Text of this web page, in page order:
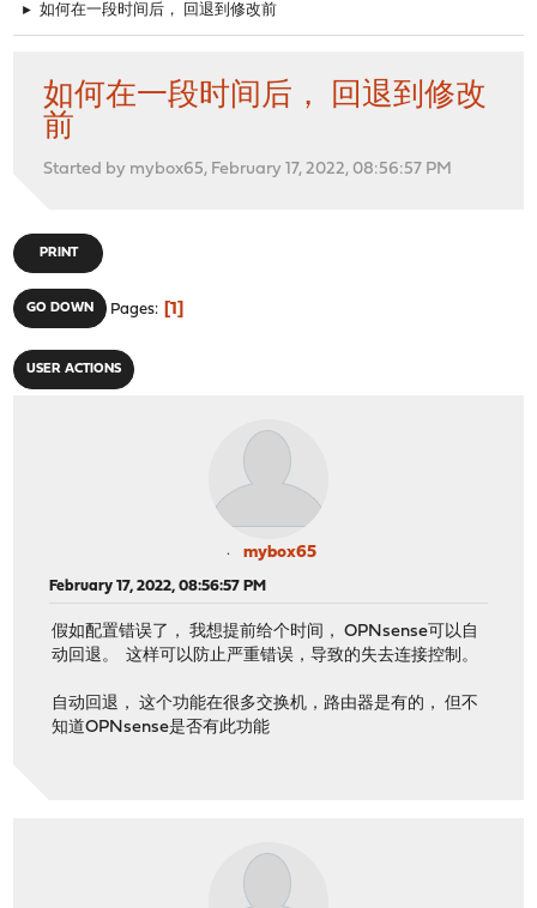
► 如何在一段时间后， 回退到修改前
如何在一段时间后， 回退到修改
前
Started by mybox65, February 17, 2022, 08:56:57 PM
PRINT
GO DOWN Pages 1
USER ACTIONS
mybox65
February 17, 2022, 08:56:57 PM
假如配置错误了， 我想提前给个时间， OPNsense可以自
动回退。 这样可以防止严重错误，导致的失去连接控制。
自动回退， 这个功能在很多交换机，路由器是有的， 但不
知道OPNsense是否有此功能